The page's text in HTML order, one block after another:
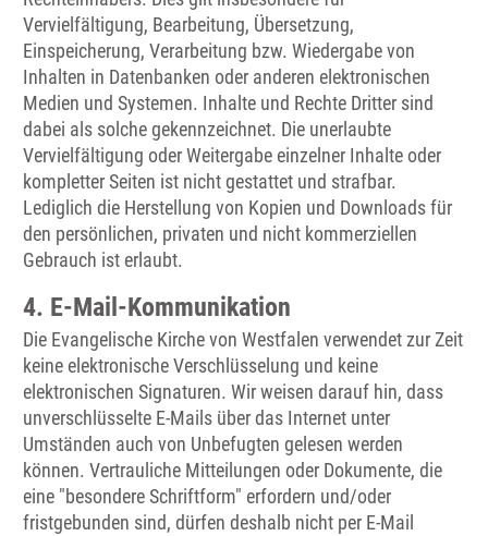
Vervielfältigung, Bearbeitung, Übersetzung,
Einspeicherung, Verarbeitung bzw. Wiedergabe von
Inhalten in Datenbanken oder anderen elektronischen
Medien und Systemen. Inhalte und Rechte Dritter sind
dabei als solche gekennzeichnet. Die unerlaubte
Vervielfältigung oder Weitergabe einzelner Inhalte oder
kompletter Seiten ist nicht gestattet und strafbar.
Lediglich die Herstellung von Kopien und Downloads für
den persönlichen, privaten und nicht kommerziellen
Gebrauch ist erlaubt.
4. E-Mail-Kommunikation
Die Evangelische Kirche von Westfalen verwendet zur Zeit
keine elektronische Verschlüsselung und keine
elektronischen Signaturen. Wir weisen darauf hin, dass
unverschlüsselte E-Mails über das Internet unter
Umständen auch von Unbefugten gelesen werden
können. Vertrauliche Mitteilungen oder Dokumente, die
eine "besondere Schriftform" erfordern und/oder
fristgebunden sind, dürfen deshalb nicht per E-Mail